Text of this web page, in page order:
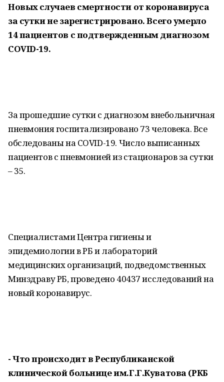
Новых случаев смертности от коронавируса
за сутки не зарегистрировано. Всего умерло
14 пациентов с подтвержденным диагнозом
COVID-19.
За прошедшие сутки с диагнозом внебольничная
пневмония госпитализировано 73 человека. Все
обследованы на COVID-19. Число выписанных
пациентов с пневмонией из стационаров за сутки
– 35.
Специалистами Центра гигиены и
эпидемиологии в РБ и лабораторий
медицинских организаций, подведомственных
Минздраву РБ, проведено 40437 исследований на
новый коронавирус.
- Что происходит в Республиканской
клинической больнице им.Г.Г.Куватова (РКБ